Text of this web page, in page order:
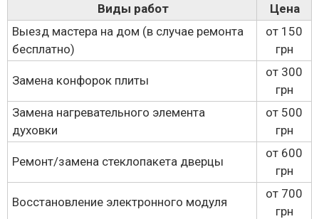
Виды работ
Цена
Выезд мастера на дом (в случае ремонта
бесплатно)
от 150
грн
Замена конфорок плиты
от 300
грн
Замена нагревательного элемента
духовки
от 500
грн
Ремонт/замена стеклопакета дверцы
от 600
грн
Восстановление электронного модуля
от 700
грн